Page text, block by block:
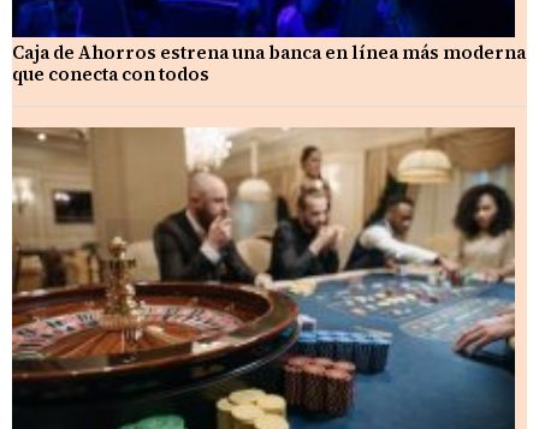
Caja de Ahorros estrena una banca en línea más moderna
que conecta con todos